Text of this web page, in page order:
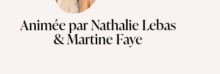
Animée par Nathalie Lebas
& Martine Faye